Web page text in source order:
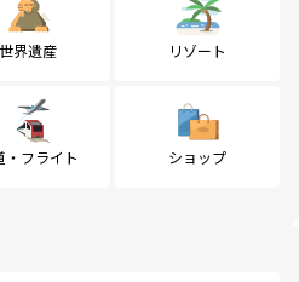
世界遺産 リゾート
・フライト ショップ